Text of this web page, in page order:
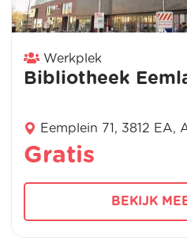
Werkplek
Bibliotheek
Eemplein 71, 3812 EA,
Gratis
BEKIJK